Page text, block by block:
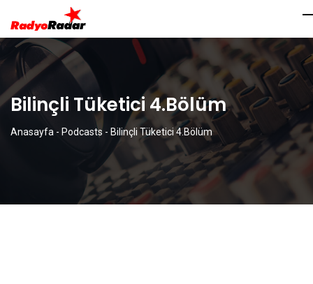
Bilinçli Tüketici 4.Bölüm
Anasayfa - Podcasts - Bilinçli Tüketici 4.Bölüm